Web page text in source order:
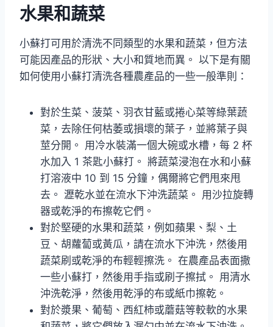
水果和蔬菜
小蘇打可用於清洗不同類型的水果和蔬菜，但方法
可能因產品的形狀、大小和質地而異。 以下是有關
如何使用小蘇打清洗各種農產品的一些一般準則：
對於生菜、菠菜、羽衣甘藍或捲心菜等綠葉蔬
菜，去除任何枯萎或損壞的葉子，並將葉子與
莖分開。 用冷水裝滿一個大碗或水槽，每 2 杯
水加入 1 茶匙小蘇打。 將蔬菜浸泡在水和小蘇
打溶液中 10 到 15 分鐘，偶爾將它們甩來甩
去。 瀝乾水並在流水下沖洗蔬菜。 用沙拉旋轉
器或乾淨的布擦乾它們。
對於堅硬的水果和蔬菜，例如蘋果、梨、土
豆、胡蘿蔔或黃瓜，請在流水下沖洗，然後用
蔬菜刷或乾淨的布輕輕擦洗。 在農產品表面撒
一些小蘇打，然後用手指或刷子擦拭。 用清水
沖洗乾淨，然後用乾淨的布或紙巾擦乾。
對於漿果、葡萄、西紅柿或蘑菇等較軟的水果